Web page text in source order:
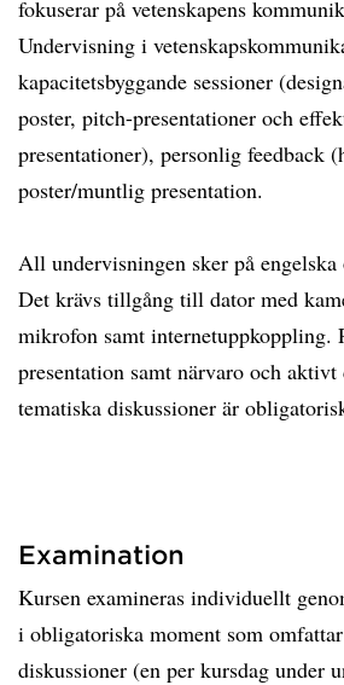
fokuserar på vetenskapens
Undervisning i
kapacitetsbyggande sessioner
poster, pitch-presentationer och
presentationer), personlig feedback
poster/muntlig presentation.
All undervisningen sker på engelska
Det krävs tillgång till dator med
mikrofon samt internetuppkoppling.
presentation samt närvaro och aktivt
tematiska diskussioner är
Examination
Kursen examineras individuellt
i obligatoriska moment som
diskussioner (en per kursdag under